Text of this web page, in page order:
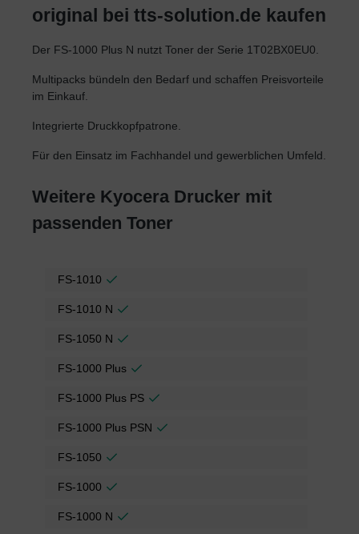
original bei tts-solution.de kaufen
Der FS-1000 Plus N nutzt Toner der Serie 1T02BX0EU0.
Multipacks bündeln den Bedarf und schaffen Preisvorteile
im Einkauf.
Integrierte Druckkopfpatrone.
Für den Einsatz im Fachhandel und gewerblichen Umfeld.
Weitere Kyocera Drucker mit
passenden Toner
FS-1010
FS-1010 N
FS-1050 N
FS-1000 Plus
FS-1000 Plus PS
FS-1000 Plus PSN
FS-1050
FS-1000
FS-1000 N